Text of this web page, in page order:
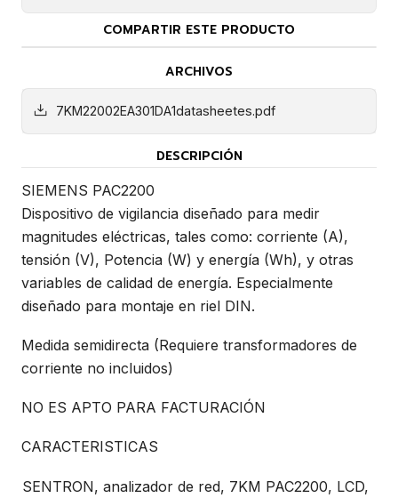
COMPARTIR ESTE PRODUCTO
ARCHIVOS
7KM22002EA301DA1datasheetes.pdf
DESCRIPCIÓN
SIEMENS PAC2200
Dispositivo de vigilancia diseñado para medir
magnitudes eléctricas, tales como: corriente (A),
tensión (V), Potencia (W) y energía (Wh), y otras
variables de calidad de energía. Especialmente
diseñado para montaje en riel DIN.
Medida semidirecta (Requiere transformadores de
corriente no incluidos)
NO ES APTO PARA FACTURACIÓN
CARACTERISTICAS
SENTRON, analizador de red, 7KM PAC2200, LCD,